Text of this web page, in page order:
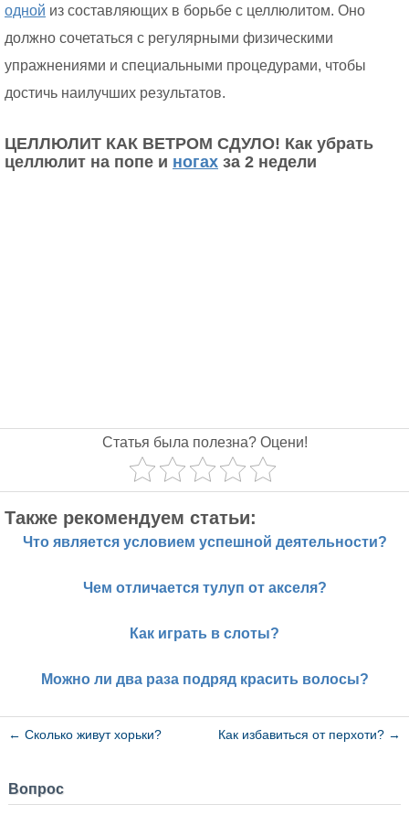
одной из составляющих в борьбе с целлюлитом. Оно
должно сочетаться с регулярными физическими
упражнениями и специальными процедурами, чтобы
достичь наилучших результатов.
ЦЕЛЛЮЛИТ КАК ВЕТРОМ СДУЛО! Как убрать
целлюлит на попе и ногах за 2 недели
Статья была полезна? Оцени!
Также рекомендуем статьи:
Что является условием успешной деятельности?
Чем отличается тулуп от акселя?
Как играть в слоты?
Можно ли два раза подряд красить волосы?
← Сколько живут хорьки? Как избавиться от перхоти? →
Вопрос